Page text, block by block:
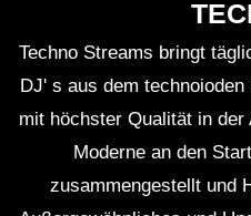
Dub Techno
14th October
ION – Dub
#8 [2021]
Techno Streams bringt
DJ' s aus dem
mit höchster Qualität in
Moderne an den
zusammengestellt und